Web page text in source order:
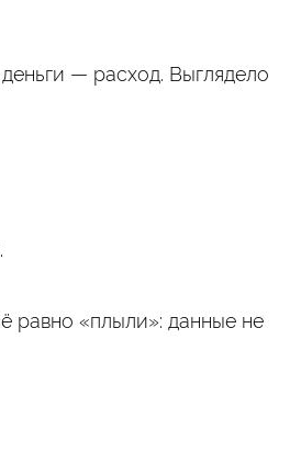
— расход. Выглядело
равно «плыли»: данные не